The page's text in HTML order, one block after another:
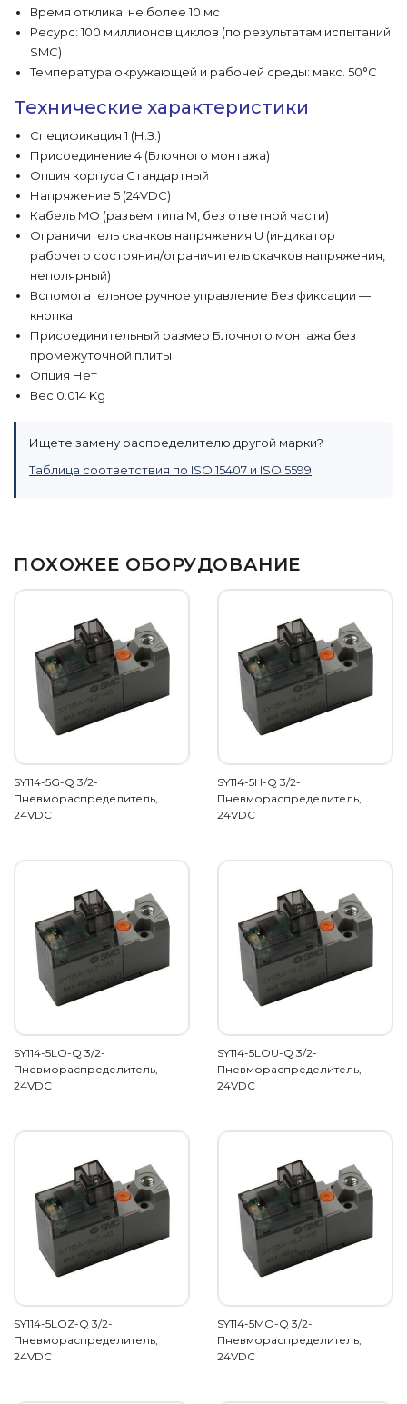
Время отклика: не более 10 мс
Ресурс: 100 миллионов циклов (по результатам испытаний
SMC)
Температура окружающей и рабочей среды: макс. 50°C
Технические характеристики
Спецификация 1 (Н.З.)
Присоединение 4 (Блочного монтажа)
Опция корпуса Стандартный
Напряжение 5 (24VDC)
Кабель MO (разъем типа M, без ответной части)
Ограничитель скачков напряжения U (индикатор
рабочего состояния/ограничитель скачков напряжения,
неполярный)
Вспомогательное ручное управление Без фиксации —
кнопка
Присоединительный размер Блочного монтажа без
промежуточной плиты
Опция Нет
Вес 0.014 Kg
Ищете замену распределителю другой марки?
Таблица соответствия по ISO 15407 и ISO 5599
ПОХОЖЕЕ ОБОРУДОВАНИЕ
SY114-5G-Q 3/2-
Пневмораспределитель,
24VDC
SY114-5H-Q 3/2-
Пневмораспределитель,
24VDC
SY114-5LO-Q 3/2-
Пневмораспределитель,
24VDC
SY114-5LOU-Q 3/2-
Пневмораспределитель,
24VDC
SY114-5LOZ-Q 3/2-
Пневмораспределитель,
24VDC
SY114-5MO-Q 3/2-
Пневмораспределитель,
24VDC